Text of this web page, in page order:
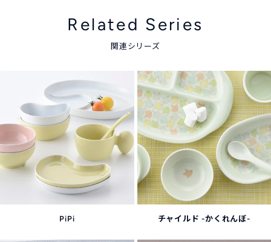
Related Series
関連シリーズ
PiPi チャイルド -かくれんぼ-